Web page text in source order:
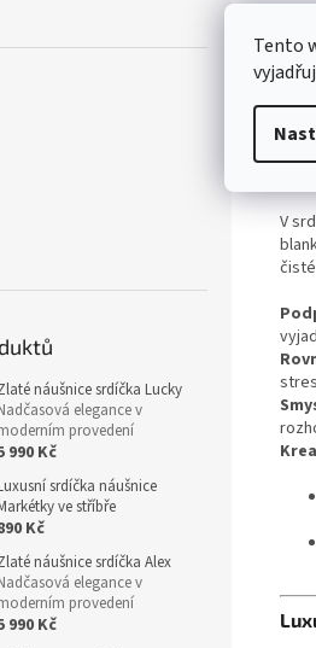
Tento
náušnice srdíčka Lucky
elegance v
provedení
990 Kč
srdíčka náušnice
ve stříbře
Kč
náušnice srdíčka Alex
elegance v
provedení
990 Kč
V